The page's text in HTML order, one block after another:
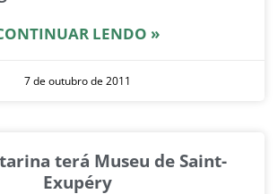
LENDO »
7 de outubro de 2011
terá Museu de Saint-
Exupéry